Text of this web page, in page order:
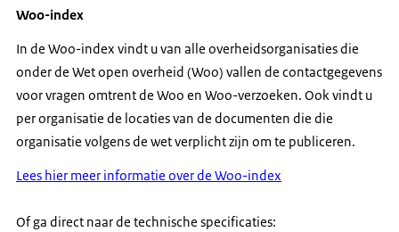
Woo-index
In de Woo-index vindt u van alle overheidsorganisaties die
onder de Wet open overheid (Woo) vallen de contactgegevens
voor vragen omtrent de Woo en Woo-verzoeken. Ook vindt u
per organisatie de locaties van de documenten die die
organisatie volgens de wet verplicht zijn om te publiceren.
Lees hier meer informatie over de Woo-index
Of ga direct naar de technische specificaties: